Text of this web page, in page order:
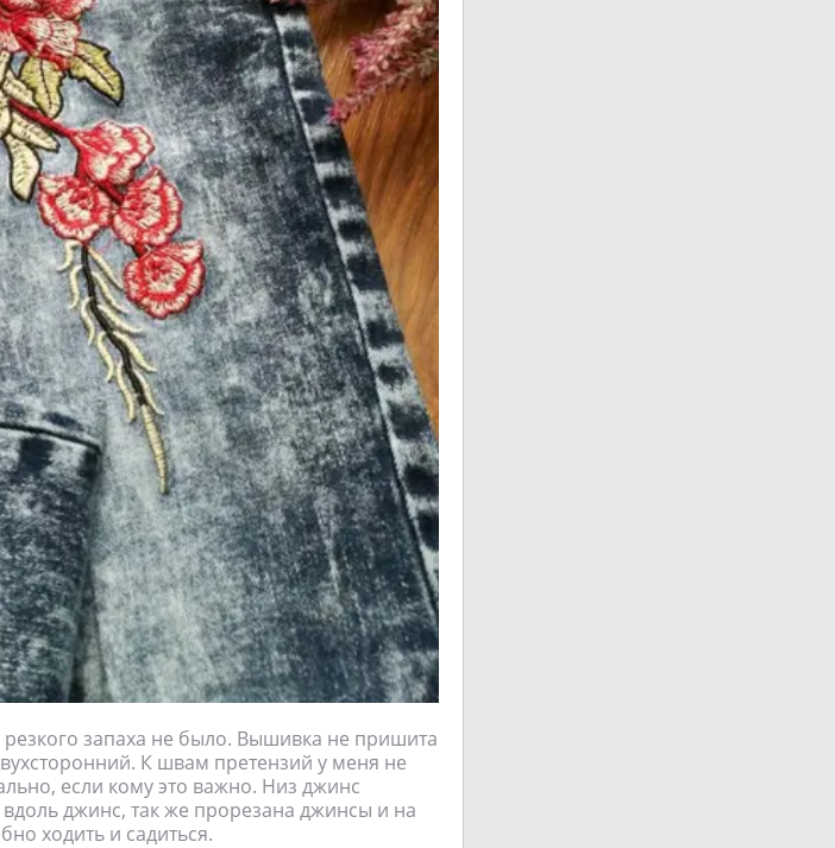
запаха не было. Вышивка не пришита
К швам претензий у меня не
если кому это важно. Низ джинс
джинс, так же прорезана джинсы и на
ходить и садиться.